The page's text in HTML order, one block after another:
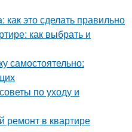
это сделать правильно
как выбрать и
самостоятельно:
по уходу и
ремонт в квартире